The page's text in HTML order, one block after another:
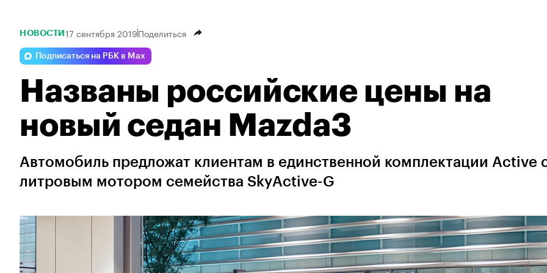
НОВОСТИ 17 сентября 2019Поделиться
Подписаться на РБК в Max
Названы российские цены на
новый седан Mazda3
Автомобиль предложат клиентам в единственной комплектации Active
литровым мотором семейства SkyActive-G